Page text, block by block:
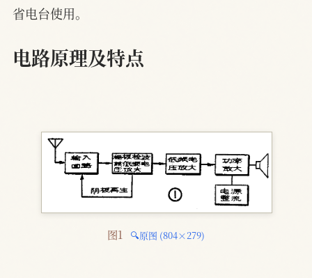
省电台使用。
电路原理及特点
图1 🔍原图 (804×279)